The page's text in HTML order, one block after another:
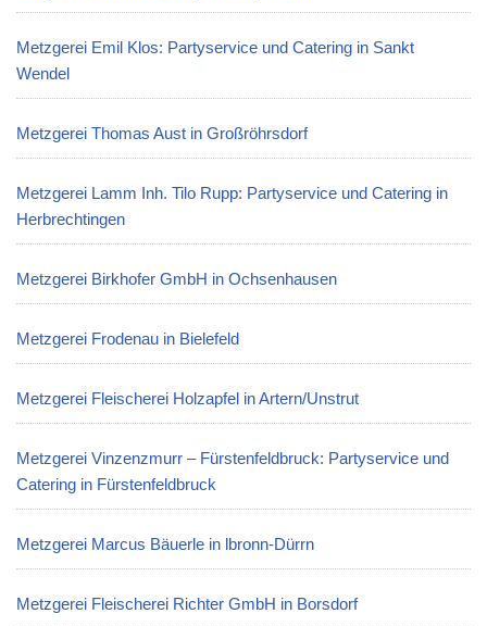
Metzgerei Emil Klos: Partyservice und Catering in Sankt
Wendel
Metzgerei Thomas Aust in Großröhrsdorf
Metzgerei Lamm Inh. Tilo Rupp: Partyservice und Catering in
Herbrechtingen
Metzgerei Birkhofer GmbH in Ochsenhausen
Metzgerei Frodenau in Bielefeld
Metzgerei Fleischerei Holzapfel in Artern/Unstrut
Metzgerei Vinzenzmurr – Fürstenfeldbruck: Partyservice und
Catering in Fürstenfeldbruck
Metzgerei Marcus Bäuerle in lbronn-Dürrn
Metzgerei Fleischerei Richter GmbH in Borsdorf